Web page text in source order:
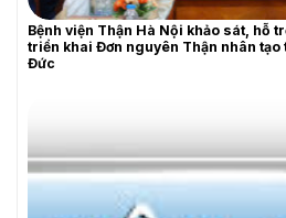
YÊU CẦU BÁO GIÁ
Bệnh viện Thận Hà Nội khảo sát, hỗ
triển khai Đơn nguyên Thận nhân tạo
Đức